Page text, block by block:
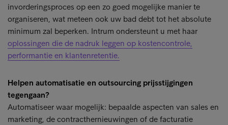
invorderingsproces op een zo goed mogelijke manier te
organiseren, wat meteen ook uw bad debt tot het absolute
minimum zal beperken. Intrum ondersteunt u met haar
oplossingen die de nadruk leggen op kostencontrole,
performantie en klantenretentie.
Helpen automatisatie en outsourcing prijsstijgingen
tegengaan?
Automatiseer waar mogelijk: bepaalde aspecten van sales en
marketing, de contracthernieuwingen of de facturatie